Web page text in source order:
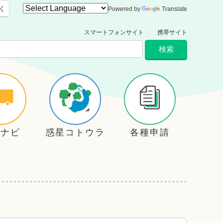
Powered by Translate
スマートフォンサイト 携帯サイト
ビ 惑星コトウラ 各種申請